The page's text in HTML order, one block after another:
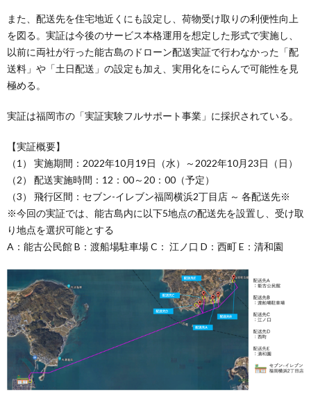
また、配送先を住宅地近くにも設定し、荷物受け取りの利便性向上
を図る。実証は今後のサービス本格運用を想定した形式で実施し、
以前に両社が行った能古島のドローン配送実証で行わなかった「配
送料」や「土日配送」の設定も加え、実用化をにらんで可能性を見
極める。
実証は福岡市の「実証実験フルサポート事業」に採択されている。
【実証概要】
（1） 実施期間：2022年10月19日（水）～2022年10月23日（日）
（2） 配送実施時間：12：00～20：00（予定）
（3） 飛行区間：セブン-イレブン福岡横浜2丁目店 ～ 各配送先※
※今回の実証では、能古島内に以下5地点の配送先を設置し、受け取
り地点を選択可能とする
A：能古公民館 B：渡船場駐車場 C： 江ノ口 D：西町 E：清和園